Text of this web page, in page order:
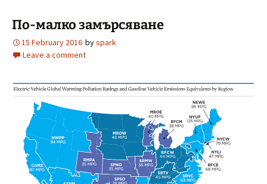
По-малко замърсяване
15 February 2016 byspark
Leave a comment